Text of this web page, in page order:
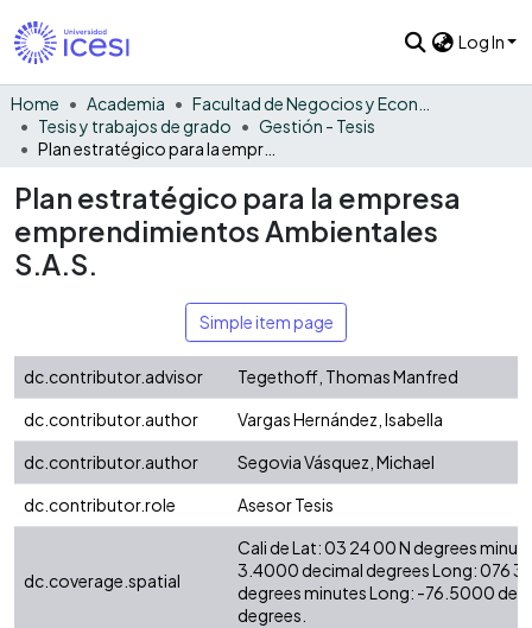
Log In
Home Academia
Tesis y trabajos de grado
Gestión - Tesis
Plan estratégico para la empresa
emprendimientos Ambientales
S.A.S.
Simple item page
dc.contributor.advisor
Tegethoff, Thomas Manfred
dc.contributor.author
Vargas Hernández, Isabella
dc.contributor.author
Segovia Vásquez, Michael
dc.contributor.role
Asesor Tesis
dc.coverage.spatial
Cali de Lat: 03 24 00 N degrees
3.4000 decimal degrees Long: 076
degrees minutes Long: -76.5000
degrees.